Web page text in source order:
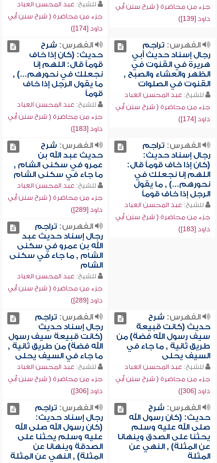
جزء من محاضرة ( شرح سنن أبي
داود [139])
للشيخ: عبد المحسن العباد
جزء من محاضرة ( شرح سنن أبي
داود [174])
الفهرس: تراجم
رجال إسناد حديث أبي
هريرة في القنوت في
الظهر والعشاء والصبح ,
القنوت في الصلوات
للشيخ: عبد المحسن العباد
جزء من محاضرة ( شرح سنن أبي
داود [174])
الفهرس: شرح
حديث: (كان إذا خاف
قوماً قال: اللهم إنا
نجعلك في نحورهم...) ,
ما يقول الرجل إذا خاف
قوماً
للشيخ: عبد المحسن العباد
جزء من محاضرة ( شرح سنن أبي
داود [183])
الفهرس: تراجم
رجال إسناد حديث:
(كان إذا خاف قوماً قال:
اللهم إنا نجعلك في
نحورهم...) , ما يقول
الرجل إذا خاف قوماً
للشيخ: عبد المحسن العباد
جزء من محاضرة ( شرح سنن أبي
داود [183])
الفهرس: شرح
حديث عبد الله بن
عمرو في سكنى الشام ,
ما جاء في سكنى الشام
للشيخ: عبد المحسن العباد
جزء من محاضرة ( شرح سنن أبي
داود [289])
الفهرس: تراجم
رجال إسناد حديث عبد
الله بن عمرو في سكنى
الشام , ما جاء في سكنى
الشام
للشيخ: عبد المحسن العباد
جزء من محاضرة ( شرح سنن أبي
داود [289])
الفهرس: شرح
حديث (كانت قبيعة
سيف رسول الله فضة) من
طريق ثانية , ما جاء في
السيف يحلى
للشيخ: عبد المحسن العباد
جزء من محاضرة ( شرح سنن أبي
داود [306])
الفهرس: تراجم
رجال إسناد حديث
(كانت قبيعة سيف رسول
الله فضة) من طريق ثانية ,
ما جاء في السيف يحلى
للشيخ: عبد المحسن العباد
جزء من محاضرة ( شرح سنن أبي
داود [306])
الفهرس: شرح
حديث: (كان رسول الله
صلى الله عليه وسلم
يحثنا على الصدق وينهانا
عن المثلة) , النهي عن
المثلة
الفهرس: تراجم
رجال إسناد حديث:
(كان رسول الله صلى الله
عليه وسلم يحثنا على
الصدقة وينهانا عن
المثلة) , النهي عن المثلة